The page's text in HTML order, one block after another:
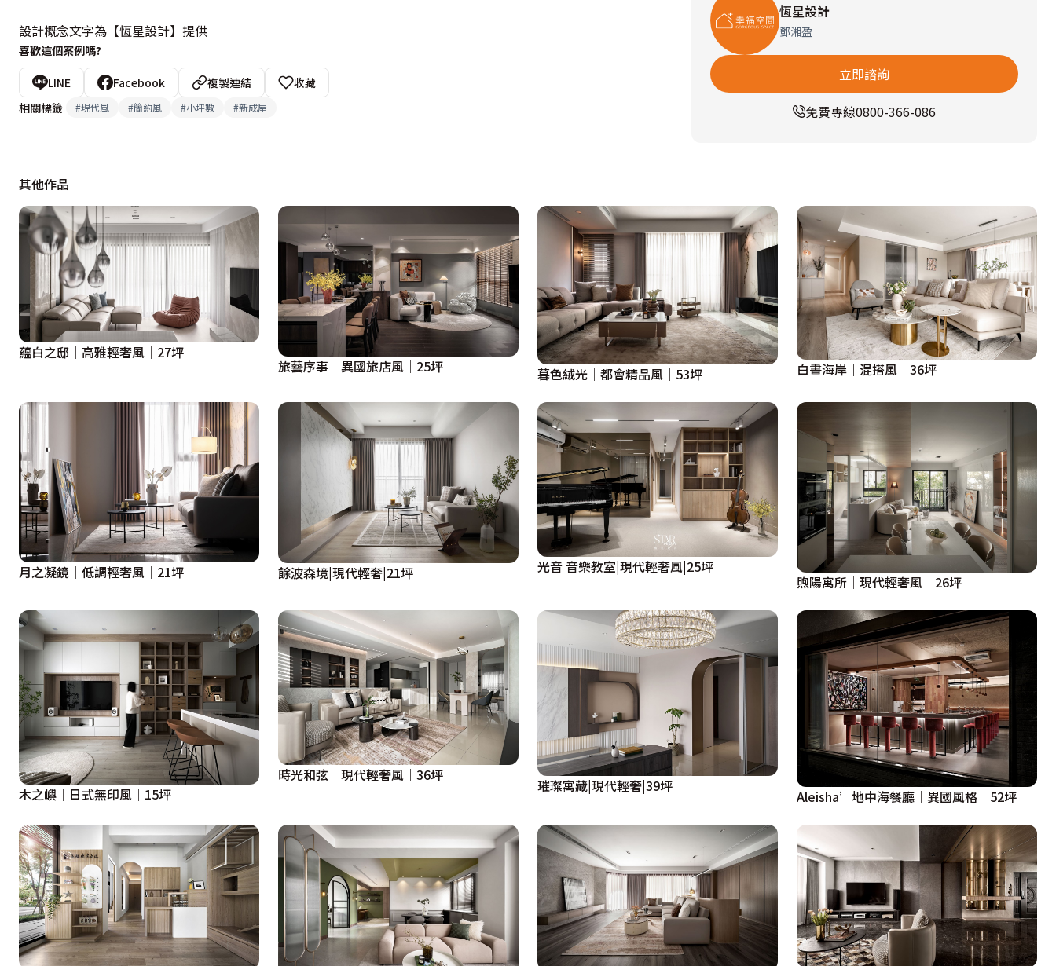
設計概念文字為【恆星設計】提供
喜歡這個案例嗎?
LINE Facebook 複製連結
收藏
相關標籤
#現代風 #簡約風 #小坪數 #新成屋
恆星設計
鄧湘盈
立即諮詢
免費專線0800-366-086
其他作品
蘊白之邸│高雅輕奢風│27坪
旅藝序事│異國旅店風│25坪 暮色絨光│都會精品風│53坪 白晝海岸｜混搭風｜36坪
月之凝鏡│低調輕奢風│21坪 餘波森境|現代輕奢|21坪
光音 音樂教室|現代輕奢風|25坪
煦陽寓所│現代輕奢風│26坪
木之嶼│日式無印風│15坪
時光和弦│現代輕奢風│36坪
璀璨寓藏|現代輕奢|39坪
Aleisha’地中海餐廳│異國風格│52坪